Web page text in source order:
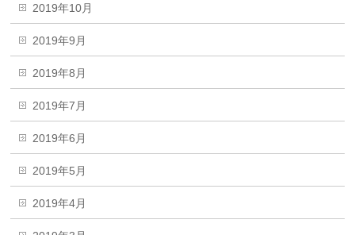
2019年10月
2019年9月
2019年8月
2019年7月
2019年6月
2019年5月
2019年4月